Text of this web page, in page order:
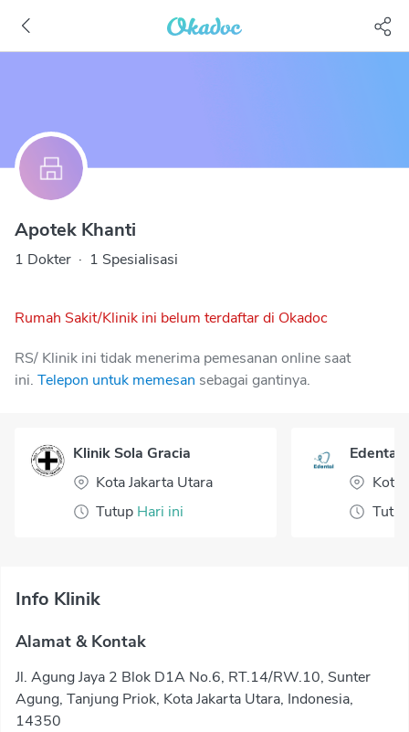
Apotek Khanti
1 Dokter · 1 Spesialisasi
Rumah Sakit/Klinik ini belum terdaftar di Okadoc
RS/ Klinik ini tidak menerima pemesanan online saat
ini. Telepon untuk memesan sebagai gantinya.
Klinik Sola Gracia
Kota Jakarta Utara
Tutup Hari ini
Edental
Kota
Tutup
Info Klinik
Alamat & Kontak
Jl. Agung Jaya 2 Blok D1A No.6, RT.14/RW.10, Sunter
Agung, Tanjung Priok, Kota Jakarta Utara, Indonesia,
14350